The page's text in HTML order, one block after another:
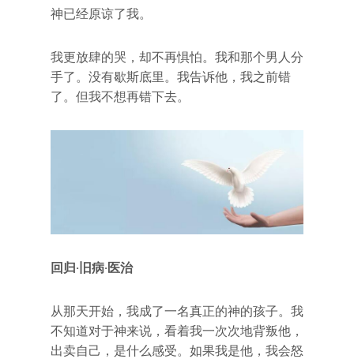
神已经原谅了我。
我更放肆的哭，却不再惧怕。我和那个男人分
手了。没有歇斯底里。我告诉他，我之前错
了。但我不想再错下去。
回归·旧病·医治
从那天开始，我成了一名真正的神的孩子。我
不知道对于神来说，看着我一次次地背叛他，
出卖自己，是什么感受。如果我是他，我会怒